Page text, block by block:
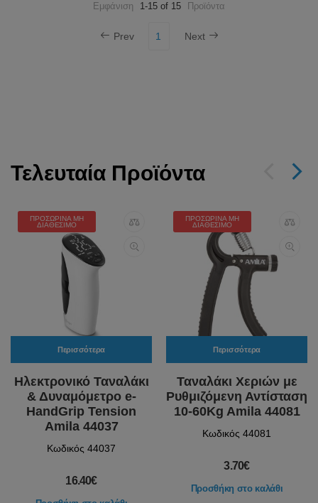
Εμφάνιση 1-15 of 15 Προϊόντα
Prev 1 Next
Τελευταία Προϊόντα
ΠΡΟΣΩΡΙΝΆ ΜΗ
ΔΙΑΘΈΣΙΜΟ
Περισσότερα
Ηλεκτρονικό Ταναλάκι
& Δυναμόμετρο e-
HandGrip Tension
Amila 44037
Κωδικός 44037
16.40€
ΠΡΟΣΩΡΙΝΆ ΜΗ
ΔΙΑΘΈΣΙΜΟ
Περισσότερα
Ταναλάκι Χεριών με
Ρυθμιζόμενη Αντίσταση
10-60Kg Amila 44081
Κωδικός 44081
3.70€
Προσθήκη στο καλάθι